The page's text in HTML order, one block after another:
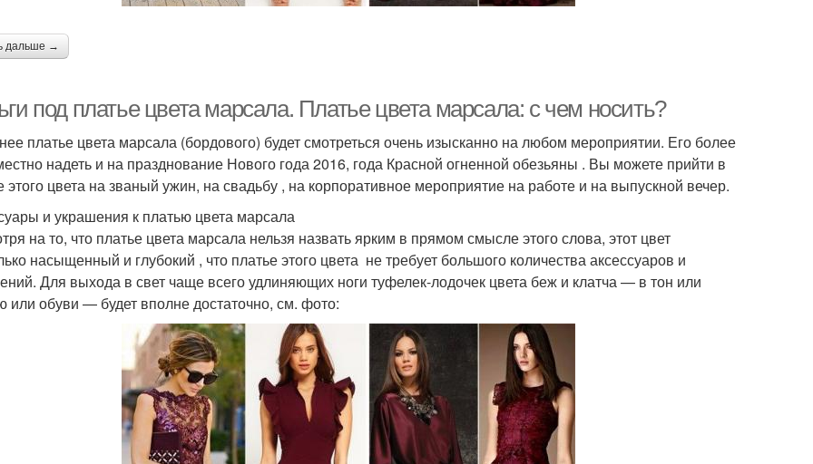
дальше →
под платье цвета марсала. Платье цвета марсала: с чем носить?
платье цвета марсала (бордового) будет смотреться очень изысканно на любом мероприятии. Его более
надеть и на празднование Нового года 2016, года Красной огненной обезьяны . Вы можете прийти в
этого цвета на званый ужин, на свадьбу , на корпоративное мероприятие на работе и на выпускной вечер.
и украшения к платью цвета марсала
на то, что платье цвета марсала нельзя назвать ярким в прямом смысле этого слова, этот цвет
насыщенный и глубокий , что платье этого цвета не требует большого количества аксессуаров и
Для выхода в свет чаще всего удлиняющих ноги туфелек-лодочек цвета беж и клатча — в тон или
или обуви — будет вполне достаточно, см. фото: